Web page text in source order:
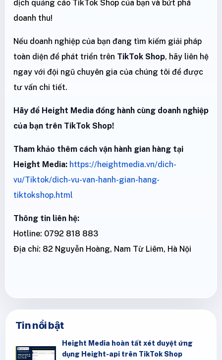
dịch quảng cáo TikTok Shop của bạn và bứt phá
doanh thu!
Nếu doanh nghiệp của bạn đang tìm kiếm giải pháp
toàn diện để phát triển trên TikTok Shop, hãy liên hệ
ngay với đội ngũ chuyên gia của chúng tôi để được
tư vấn chi tiết.
Hãy để Height Media đồng hành cùng doanh nghiệp
của bạn trên TikTok Shop!
Tham khảo thêm cách vận hành gian hàng tại
Height Media: https://heightmedia.vn/dich-
vu/Tiktok/dich-vu-van-hanh-gian-hang-
tiktokshop.html
Thông tin liên hệ:
Hotline: 0792 818 883
Địa chỉ: 82 Nguyễn Hoàng, Nam Từ Liêm, Hà Nội
Tin nổi bật
Height Media hoàn tất xét duyệt ứng
dụng Height-api trên TikTok Shop